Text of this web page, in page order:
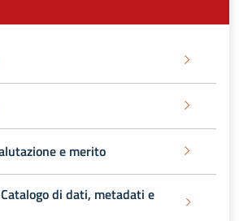
e merito
di dati, metadati e